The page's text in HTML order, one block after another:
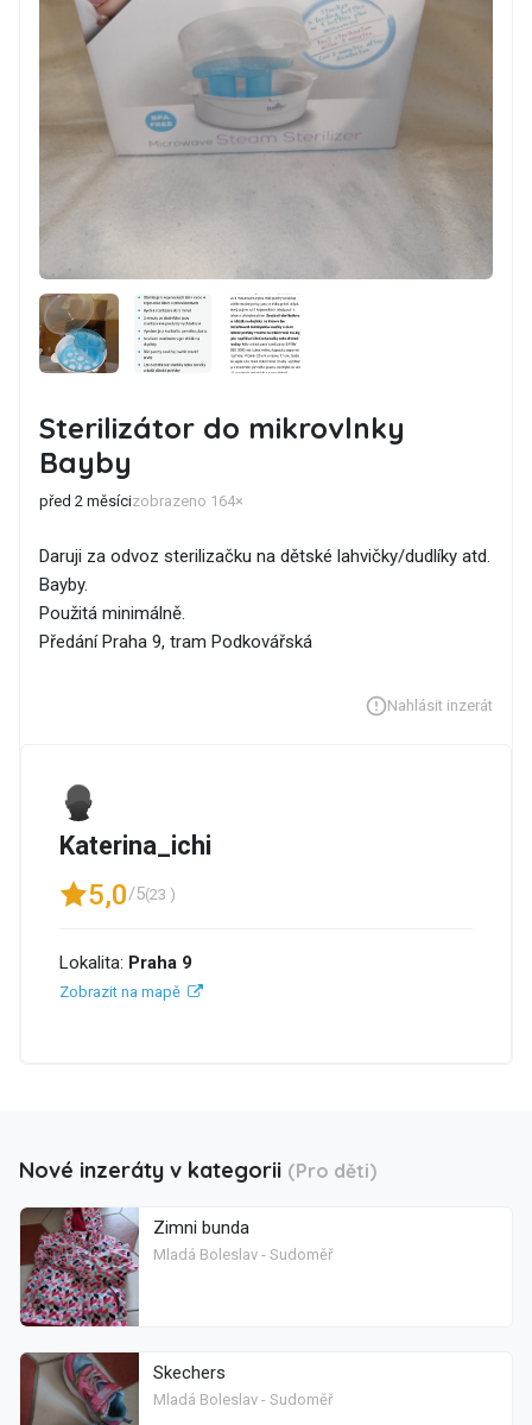
Sterilizátor do mikrovlnky
Bayby
před 2 měsícizobrazeno 164×
Daruji za odvoz sterilizačku na dětské lahvičky/dudlíky atd.
Bayby.
Použitá minimálně.
Předání Praha 9, tram Podkovářská
Nahlásit inzerát
Katerina_ichi
5,0/5(23 )
Lokalita: Praha 9
Zobrazit na mapě
Nové inzeráty v kategorii (Pro děti)
Zimni bunda
Mladá Boleslav - Sudoměř
Skechers
Mladá Boleslav - Sudoměř